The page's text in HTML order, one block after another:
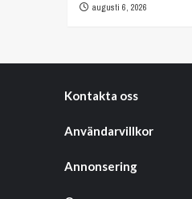
augusti 6, 2026
Kontakta oss
Användarvillkor
Annonsering